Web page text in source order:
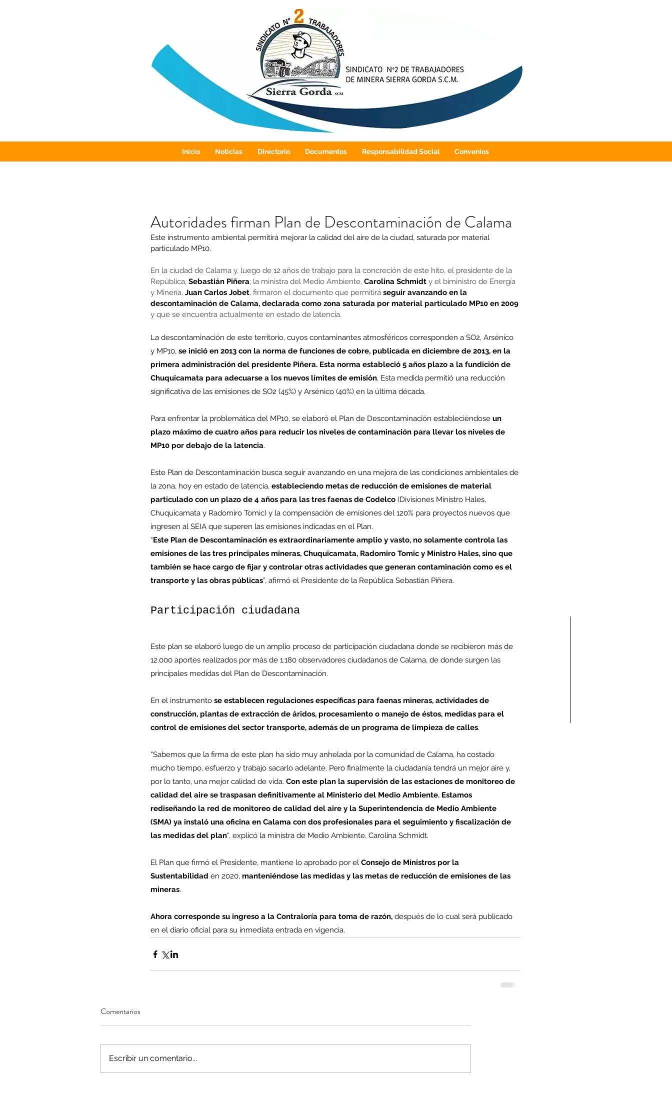
Inicio Noticias Directorio Documentos Responsabilidad Social Convenios
Minería del cobre enfrenta
operaciones avanzan en
inversión y eficiencia
Comunicado Bono Trimestral
Humberto Vega Rivera
(Q.E.P.D.)
Covid-19DESPIDOSEconomicoMELMINERIAMujerMundo sindicalNCNoticiaOpinion
Autoridades firman Plan de Descontaminación de Calama
Este instrumento ambiental permitirá mejorar la calidad del aire de la ciudad, saturada por material
particulado MP10.
En la ciudad de Calama y, luego de 12 años de trabajo para la concreción de este hito, el presidente de la
República, Sebastián Piñera; la ministra del Medio Ambiente, Carolina Schmidt y el biministro de Energía
y Minería, Juan Carlos Jobet, firmaron el documento que permitirá seguir avanzando en la
descontaminación de Calama, declarada como zona saturada por material particulado MP10 en 2009
y que se encuentra actualmente en estado de latencia.
La descontaminación de este territorio, cuyos contaminantes atmosféricos corresponden a SO2, Arsénico
y MP10, se inició en 2013 con la norma de funciones de cobre, publicada en diciembre de 2013, en la
primera administración del presidente Piñera. Esta norma estableció 5 años plazo a la fundición de
Chuquicamata para adecuarse a los nuevos límites de emisión. Esta medida permitió una reducción
significativa de las emisiones de SO2 (45%) y Arsénico (40%) en la última década.
Para enfrentar la problemática del MP10, se elaboró el Plan de Descontaminación estableciéndose un
plazo máximo de cuatro años para reducir los niveles de contaminación para llevar los niveles de
MP10 por debajo de la latencia.
Este Plan de Descontaminación busca seguir avanzando en una mejora de las condiciones ambientales de
la zona, hoy en estado de latencia, estableciendo metas de reducción de emisiones de material
particulado con un plazo de 4 años para las tres faenas de Codelco (Divisiones Ministro Hales,
Chuquicamata y Radomiro Tomic) y la compensación de emisiones del 120% para proyectos nuevos que
ingresen al SEIA que superen las emisiones indicadas en el Plan.
“Este Plan de Descontaminación es extraordinariamente amplio y vasto, no solamente controla las
emisiones de las tres principales mineras, Chuquicamata, Radomiro Tomic y Ministro Hales, sino que
también se hace cargo de fijar y controlar otras actividades que generan contaminación como es el
transporte y las obras públicas”, afirmó el Presidente de la República Sebastián Piñera.
Participación ciudadana
Este plan se elaboró luego de un amplio proceso de participación ciudadana donde se recibieron más de
12.000 aportes realizados por más de 1.180 observadores ciudadanos de Calama, de donde surgen las
principales medidas del Plan de Descontaminación.
En el instrumento se establecen regulaciones específicas para faenas mineras, actividades de
construcción, plantas de extracción de áridos, procesamiento o manejo de éstos, medidas para el
control de emisiones del sector transporte, además de un programa de limpieza de calles.
“Sabemos que la firma de este plan ha sido muy anhelada por la comunidad de Calama, ha costado
mucho tiempo, esfuerzo y trabajo sacarlo adelante. Pero finalmente la ciudadanía tendrá un mejor aire y,
por lo tanto, una mejor calidad de vida. Con este plan la supervisión de las estaciones de monitoreo de
calidad del aire se traspasan definitivamente al Ministerio del Medio Ambiente. Estamos
rediseñando la red de monitoreo de calidad del aire y la Superintendencia de Medio Ambiente
(SMA) ya instaló una oficina en Calama con dos profesionales para el seguimiento y fiscalización de
las medidas del plan“, explicó la ministra de Medio Ambiente, Carolina Schmidt.
El Plan que firmó el Presidente, mantiene lo aprobado por el Consejo de Ministros por la
Sustentabilidad en 2020, manteniéndose las medidas y las metas de reducción de emisiones de las
mineras.
Ahora corresponde su ingreso a la Contraloría para toma de razón, después de lo cual será publicado
en el diario oficial para su inmediata entrada en vigencia.
Comentarios
Escribir un comentario...